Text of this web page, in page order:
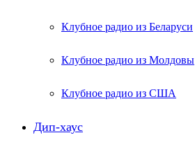
Клубное радио из Беларуси
Клубное радио из Молдовы
Клубное радио из США
Дип-хаус